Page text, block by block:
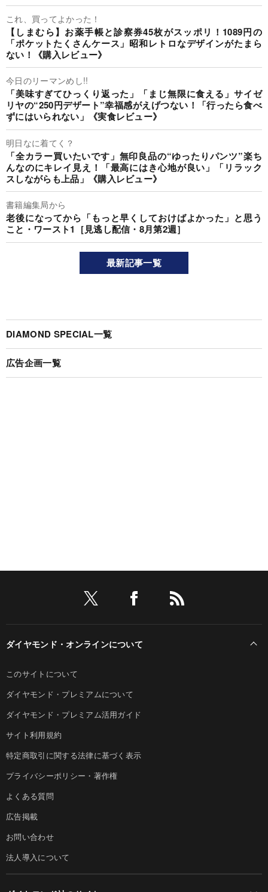
これ、買ってよかった！
【しまむら】お薬手帳と診察券45枚がスッポリ！1089円の
「ポケットたくさんケース」昭和レトロなデザインがたまら
ない！《購入レビュー》
今日のリーマンめし!!
「美味すぎてひっくり返った」「まじ無限に食える」サイゼ
リヤの“250円デザート”幸福感がえげつない！「行ったら食べ
ずにはいられない」《実食レビュー》
明日なに着てく？
「全カラー買いたいです」無印良品の“ゆったりパンツ”楽ち
んなのにキレイ見え！「最高にはき心地が良い」「リラック
スしながらも上品」《購入レビュー》
書籍編集局から
老後になってから「もっと早くしておけばよかった」と思う
こと・ワースト1［見逃し配信・8月第2週］
最新記事一覧
DIAMOND SPECIAL一覧
広告企画一覧
ダイヤモンド・オンラインについて
このサイトについて
ダイヤモンド・プレミアムについて
ダイヤモンド・プレミアム活用ガイド
サイト利用規約
特定商取引に関する法律に基づく表示
プライバシーポリシー・著作権
よくある質問
広告掲載
お問い合わせ
法人導入について